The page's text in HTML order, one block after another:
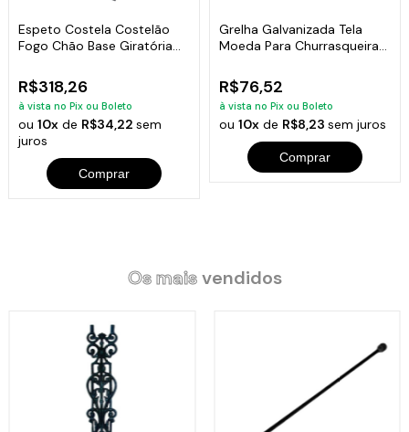
Espeto Costela Costelão
Fogo Chão Base Giratória
R$318,26
à vista no Pix ou Boleto
ou10x de R$34,22sem
juros
Comprar
Grelha Galvanizada Tela
Moeda Para Churrasqueira
R$76,52
à vista no Pix ou Boleto
ou 10xde R$8,23 sem juros
Comprar
Os maisvendidos